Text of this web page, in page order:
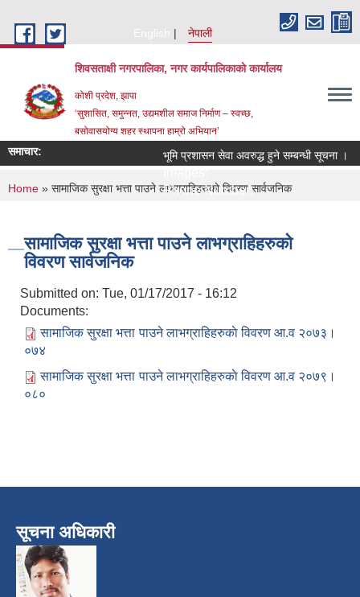
English
नेपाली
शिवसताक्षी नगरपालिका, नगर कार्यपालिकाकाे कार्यालय
कोशी प्रदेश, झापा
‘सुशासित, समुन्‍नत, उद्यमशील समाज निर्माण – स्वच्छ,
बसोवासयोग्य शहर स्थापना हाम्रो अभियान’
समाचार: भूमि प्रशासन सेवा अवरुद्ध हुने सम्बन्धी सूचना ।
Phone Number:
You are here
Home » सामाजिक सुरक्षा भत्ता पाउने लाभग्राहिहरुकाे विवरण सार्वजनिक
सामाजिक सुरक्षा भत्ता पाउने लाभग्राहिहरुकाे
विवरण सार्वजनिक
Submitted on: Tue, 01/17/2017 - 16:12
Documents:
सामाजिक सुरक्षा भत्ता पाउने लाभग्राहिहरुकाे विवरण आ.व २०७३।
०७४
सामाजिक सुरक्षा भत्ता पाउने लाभग्राहिहरुकाे विवरण आ.व २०७९।
०८०
सूचना अधिकारी